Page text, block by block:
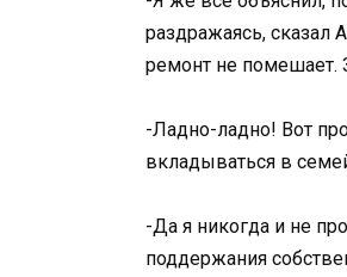
раздражаясь, сказал
ремонт не помешает.
-Ладно-ладно! Вот
вкладываться в
-Да я никогда и не
поддержания